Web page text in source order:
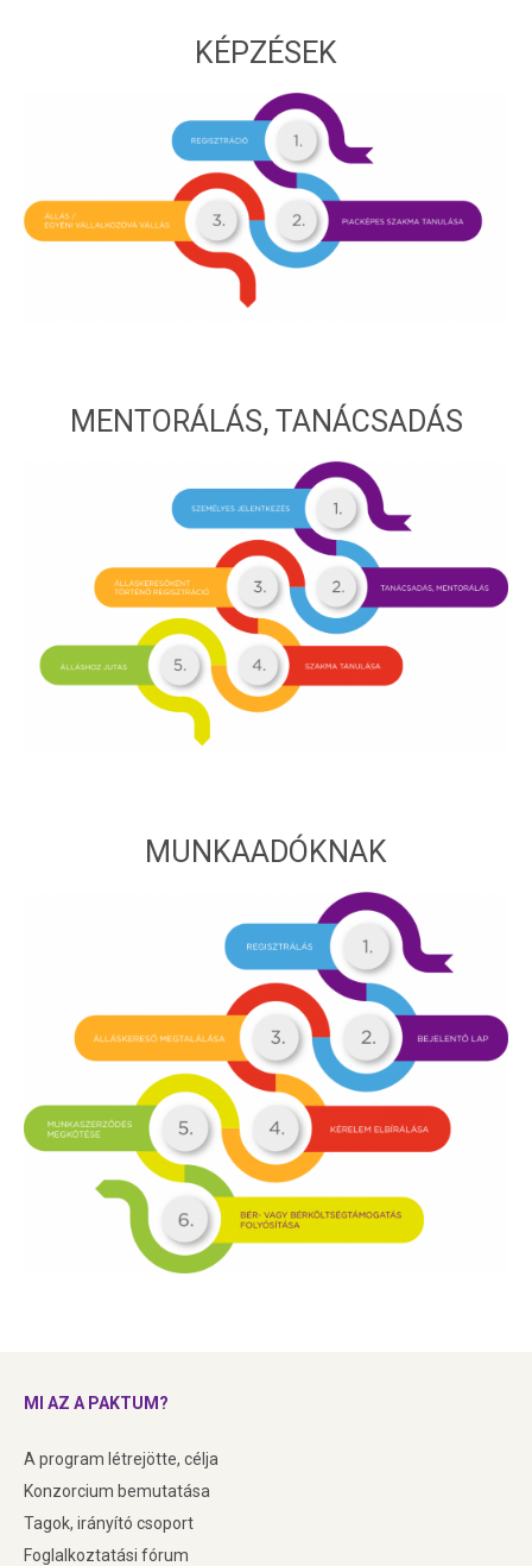
KÉPZÉSEK
MENTORÁLÁS, TANÁCSADÁS
MUNKAADÓKNAK
MI AZ A PAKTUM?
A program létrejötte, célja
Konzorcium bemutatása
Tagok, irányító csoport
Foglalkoztatási fórum